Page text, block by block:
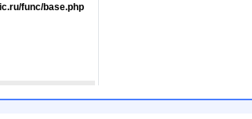
func/base.php